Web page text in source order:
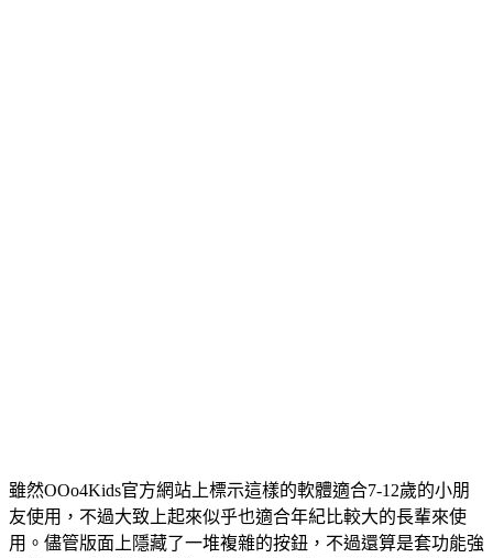
雖然OOo4Kids官方網站上標示這樣的軟體適合7-12歲的小朋
友使用，不過大致上起來似乎也適合年紀比較大的長輩來使
用。儘管版面上隱藏了一堆複雜的按鈕，不過還算是套功能強